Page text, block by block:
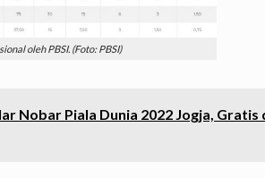
oleh PBSI. (Foto: PBSI)
Nobar Piala Dunia 2022 Jogja, Gratis